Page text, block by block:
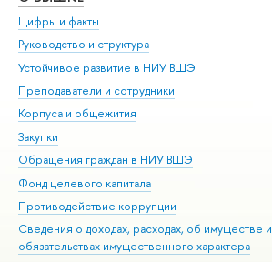
Цифры и факты
Руководство и структура
Устойчивое развитие в НИУ ВШЭ
Преподаватели и сотрудники
Корпуса и общежития
Закупки
Обращения граждан в НИУ ВШЭ
Фонд целевого капитала
Противодействие коррупции
Сведения о доходах, расходах, об имуществе и
обязательствах имущественного характера